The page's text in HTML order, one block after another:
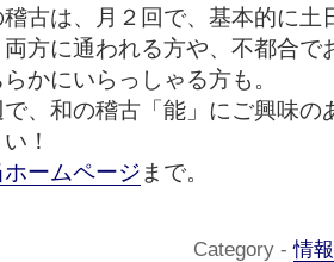
古は、月２回で、基本的に土
方に通われる方や、不都合で
かにいらっしゃる方も。
、和の稽古「能」にご興味の
！
ホームページ まで。
Category -情報